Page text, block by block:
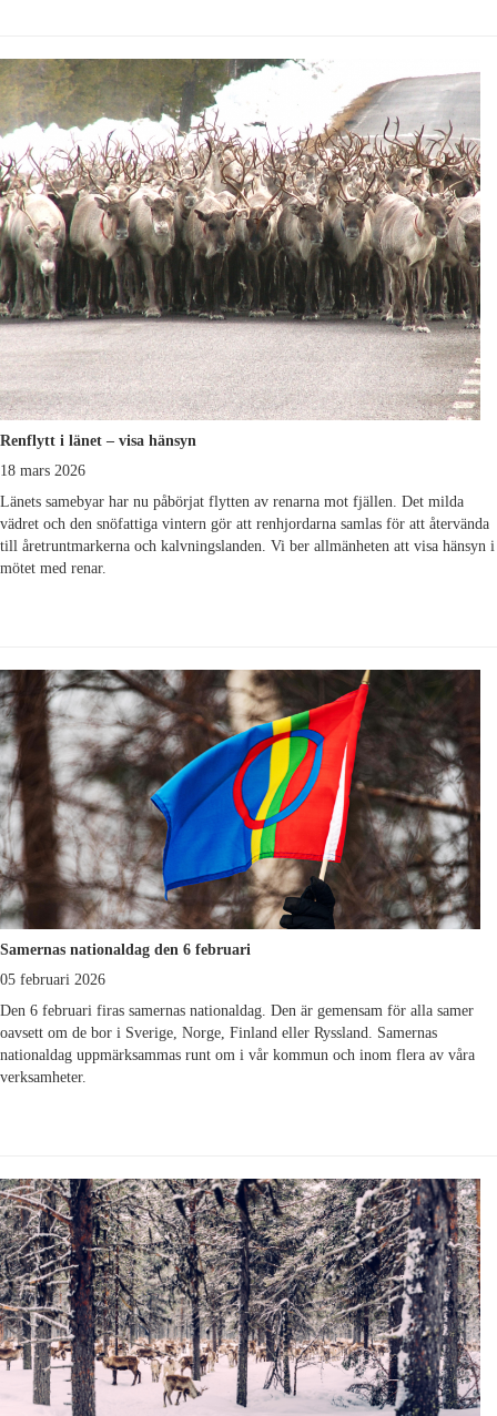
Renflytt i länet – visa hänsyn
18 mars 2026
Länets samebyar har nu påbörjat flytten av renarna mot fjällen. Det milda
vädret och den snöfattiga vintern gör att renhjordarna samlas för att återvända
till åretruntmarkerna och kalvningslanden. Vi ber allmänheten att visa hänsyn i
mötet med renar.
Samernas nationaldag den 6 februari
05 februari 2026
Den 6 februari firas samernas nationaldag. Den är gemensam för alla samer
oavsett om de bor i Sverige, Norge, Finland eller Ryssland. Samernas
nationaldag uppmärksammas runt om i vår kommun och inom flera av våra
verksamheter.